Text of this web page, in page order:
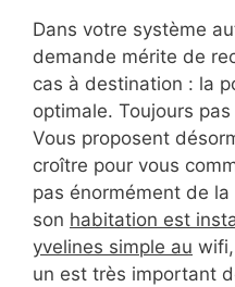
Dans votre système
demande mérite de
cas à destination : la
optimale. Toujours
Vous proposent
croître pour vous
pas énormément de
son habitation est
yvelines simple au
un est très important